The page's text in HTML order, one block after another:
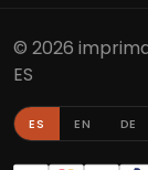
© 2026
ES
ES EN DE